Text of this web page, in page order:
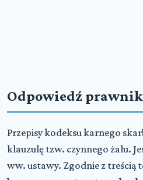
Odpowiedź
Przepisy kodeksu karnego
klauzulę tzw. czynnego żalu.
ww. ustawy. Zgodnie z treścią